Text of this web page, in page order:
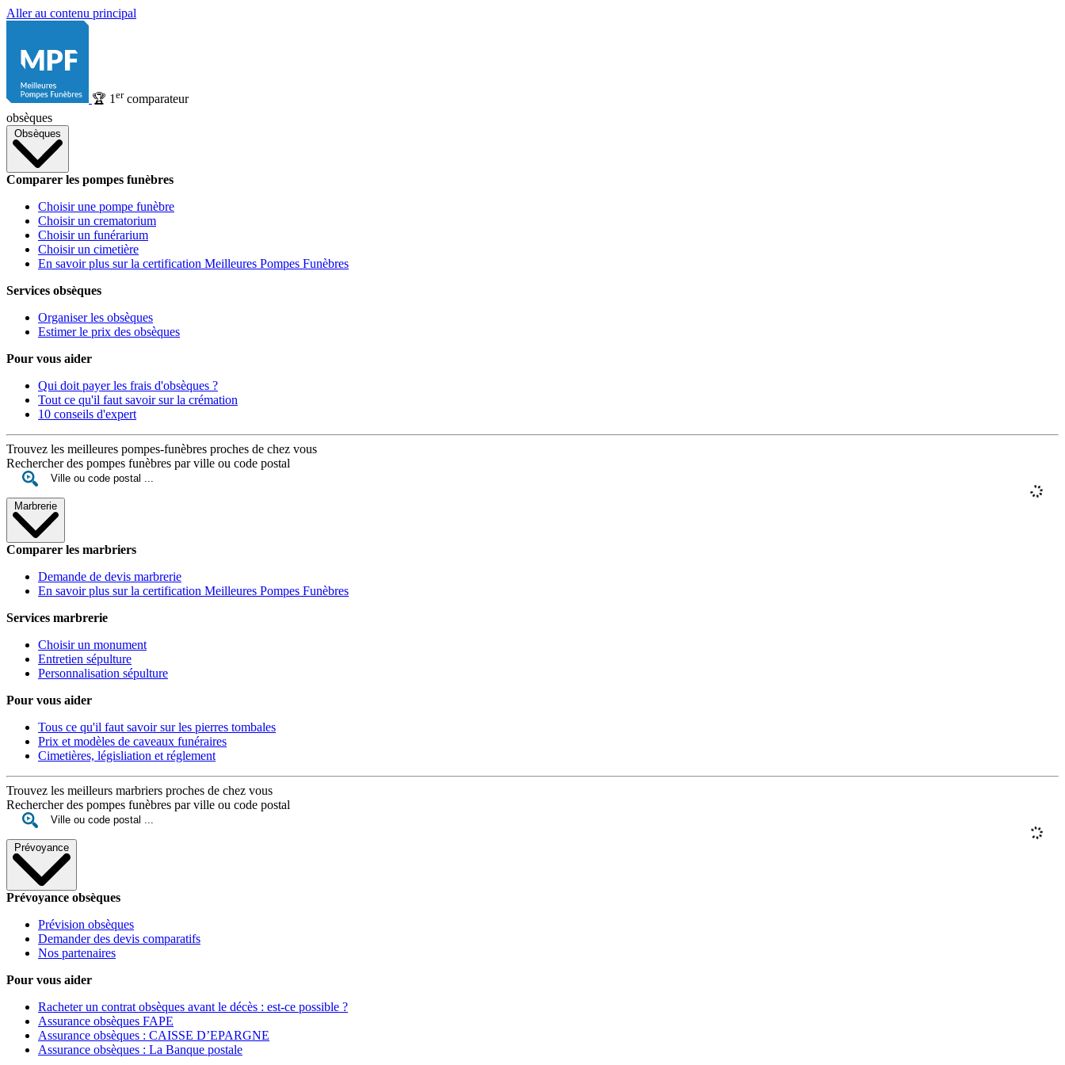
Aller au contenu principal
🏆 1 ercomparateur
obsèques
Obsèques
Comparer les pompes funèbres
Choisir une pompe funèbre
Choisir un crematorium
Choisir un funérarium
Choisir un cimetière
En savoir plus sur la certification Meilleures Pompes Funèbres
Services obsèques
Organiser les obsèques
Estimer le prix des obsèques
Pour vous aider
Qui doit payer les frais d'obsèques ?
Tout ce qu'il faut savoir sur la crémation
10 conseils d'expert
Trouvez les meilleures pompes-funèbres proches de chez vous
Rechercher des pompes funèbres par ville ou code postal
Marbrerie
Comparer les marbriers
Demande de devis marbrerie
En savoir plus sur la certification Meilleures Pompes Funèbres
Services marbrerie
Choisir un monument
Entretien sépulture
Personnalisation sépulture
Pour vous aider
Tous ce qu'il faut savoir sur les pierres tombales
Prix et modèles de caveaux funéraires
Cimetières, législiation et réglement
Trouvez les meilleurs marbriers proches de chez vous
Rechercher des pompes funèbres par ville ou code postal
Prévoyance
Prévoyance obsèques
Prévision obsèques
Demander des devis comparatifs
Nos partenaires
Pour vous aider
Racheter un contrat obsèques avant le décès : est-ce possible ?
Assurance obsèques FAPE
Assurance obsèques : CAISSE D’EPARGNE
Assurance obsèques : La Banque postale